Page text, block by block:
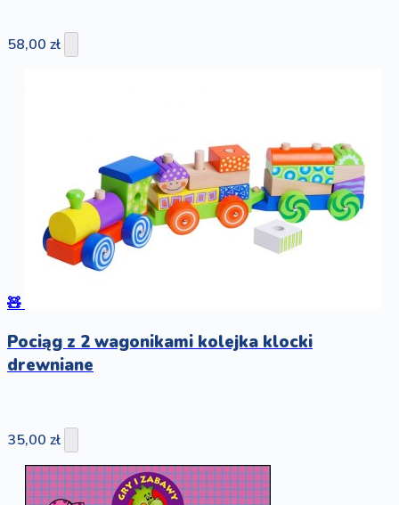
58,00 zł
🧸
Pociąg z 2 wagonikami kolejka klocki
drewniane
35,00 zł